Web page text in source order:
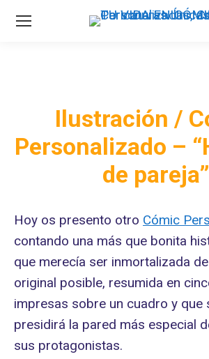
Ilustración /
Personalizado –
de pareja”
Hoy os presento otro Cómic
contando una más que bonita
que merecía ser inmortalizada
original posible, resumida en
impresas sobre un cuadro y que
presidirá la pared más especial
sus protagonistas.